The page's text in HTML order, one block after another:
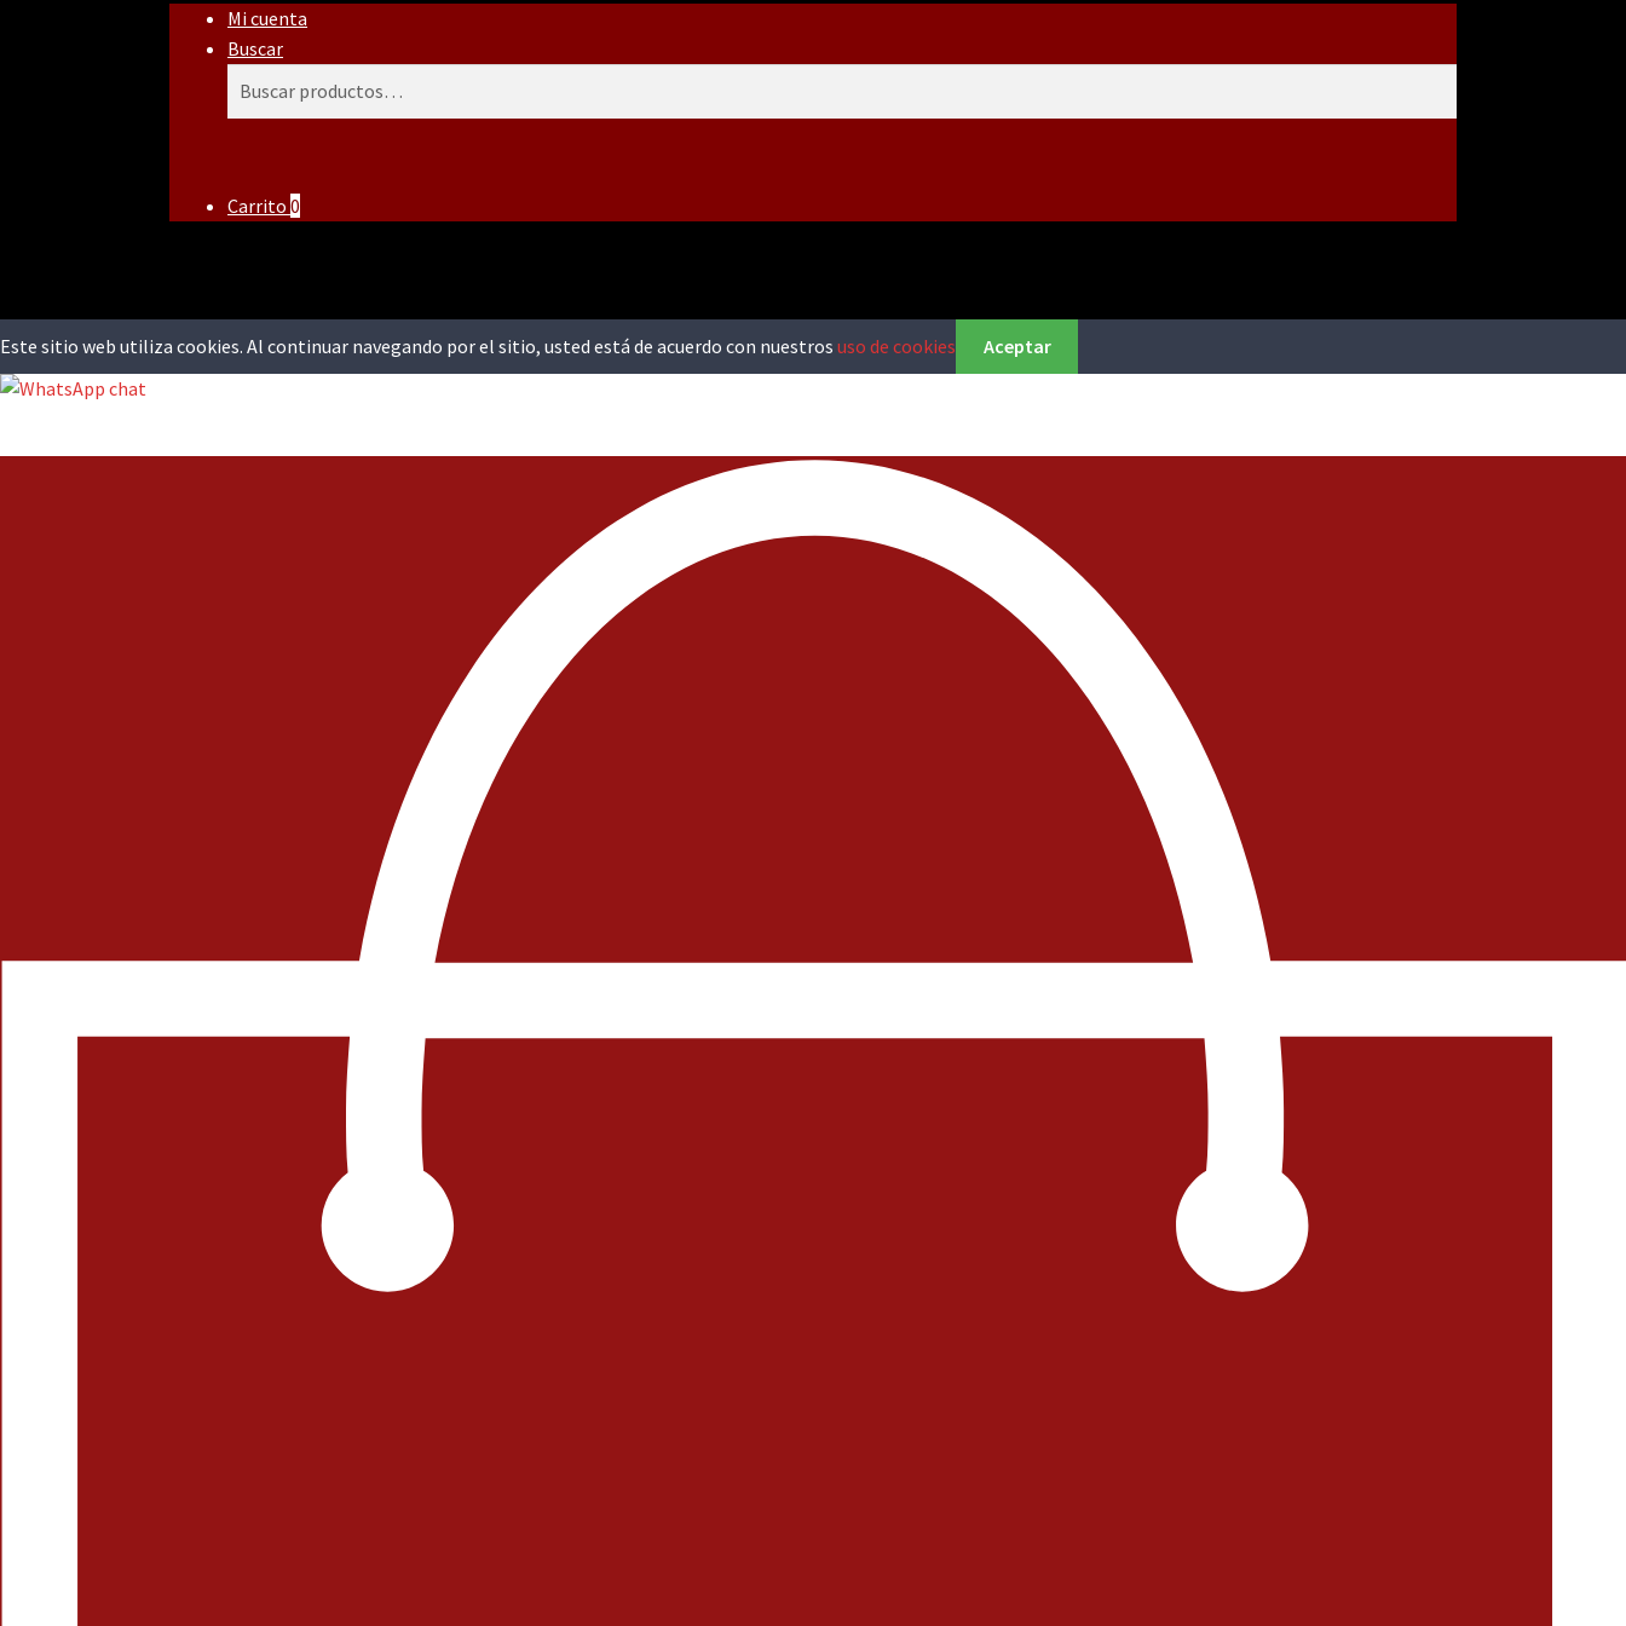
Mi cuenta
Buscar
Carrito0
Este sitio web utiliza cookies. Al continuar navegando por el sitio, usted está de acuerdo con nuestros uso de cookies Aceptar